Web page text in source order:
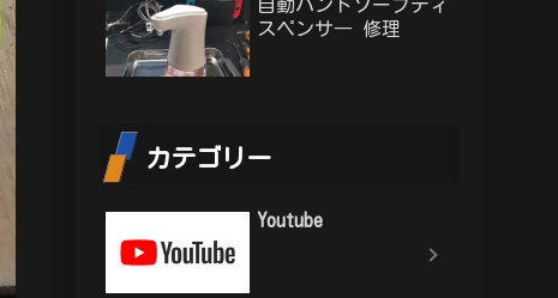
自動ハンドソープディ
スペンサ― 修理
カテゴリー
Youtube